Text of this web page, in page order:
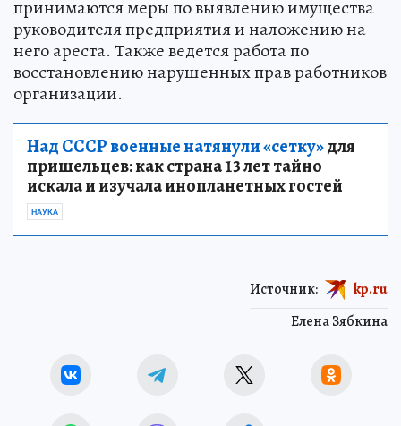
принимаются меры по выявлению имущества
руководителя предприятия и наложению на
него ареста. Также ведется работа по
восстановлению нарушенных прав работников
организации.
Над СССР военные натянули «сетку»для
пришельцев: как страна 13 лет тайно
искала и изучала инопланетных гостей
НАУКА
Елена Зябкина
Источник: kp.ru